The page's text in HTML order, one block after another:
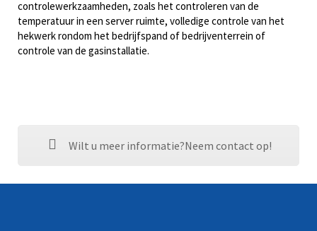
controlewerkzaamheden, zoals het controleren van de
temperatuur in een server ruimte, volledige controle van het
hekwerk rondom het bedrijfspand of bedrijventerrein of
controle van de gasinstallatie.
Wilt u meer informatie?Neem contact op!